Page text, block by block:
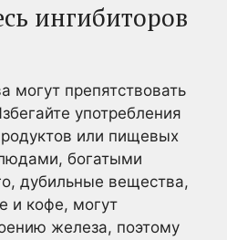
ингибиторов
могут препятствовать
употребления
или пищевых
богатыми
дубильные вещества,
и кофе, могут
железа, поэтому